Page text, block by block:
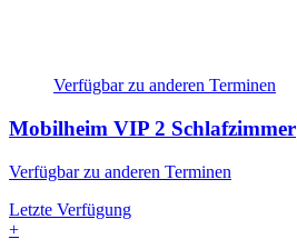
Verfügbar zu anderen Terminen
Mobilheim VIP 2 Schlafzimmer
Verfügbar zu anderen Terminen
Letzte Verfügung
+